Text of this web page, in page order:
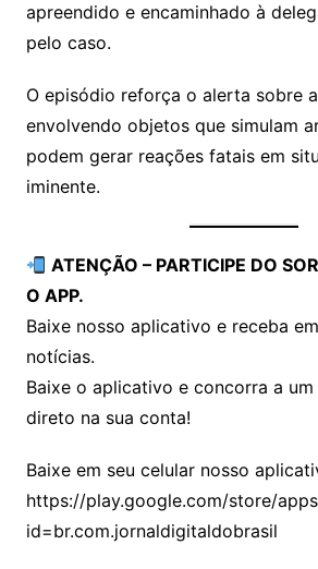
apreendido e encaminhado à
pelo caso.
O episódio reforça o alerta sobre
envolvendo objetos que simulam
podem gerar reações fatais em
iminente.
ATENÇÃO – PARTICIPE DO
O APP.
Baixe nosso aplicativo e receba
notícias.
Baixe o aplicativo e concorra a um
direto na sua conta!
Baixe em seu celular nosso
https://play.google.com/store/
id=br.com.jornaldigitaldobrasil